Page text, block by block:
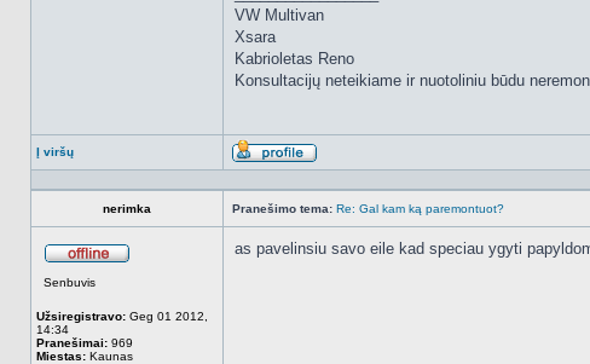
VW Multivan
Xsara
Kabrioletas Reno
Konsultacijų neteikiame ir nuotoliniu būdu
Į viršų
Aprašymas
nerimka
Pranešimo tema: Re: Gal kam ką paremontuot?
Senbuvis
Užsiregistravo: Geg 01 2012,
14:34
Pranešimai: 969
Miestas: Kaunas
as pavelinsiu savo eile kad speciau ygyti